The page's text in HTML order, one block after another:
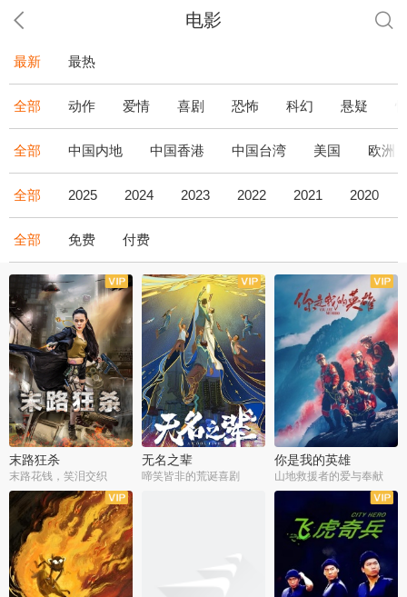
电影
最新 最热
全部 动作 爱情 喜剧 恐怖 科幻 悬疑
全部 中国内地 中国香港 中国台湾 美国 欧洲
全部 2025 2024 2023 2022 2021 2020
全部 免费 付费
末路狂杀
末路花钱，笑泪交织
无名之辈
啼笑皆非的荒诞喜剧
你是我的英雄
山地救援者的爱与奉献